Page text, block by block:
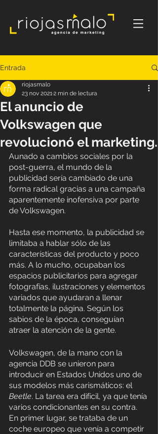
Entrada
El anuncio de
Volkswagen que
revolucionó el marketing.
riojasmalo
23 nov 20212 min de lectura
Aunado a cambios sociales por la
post-guerra, el mundo de la
publicidad sería cambiado de una
forma radical gracias a una campaña
aparentemente inofensiva por parte
de Volkswagen.
Hasta ese momento, la publicidad se
limitaba a hablar sólo de las
características del producto y poco
más. A lo mucho, ocupaban los
espacios publicitarios para agregar
fotografías, ilustraciones y elementos
variados que ayudaran a llenar
totalmente la página. Según los
sabios de la época, conseguían
atraer la atención de la gente.
Volkswagen, de la mano con la
agencia DDB se unieron para
introducir en Estados Unidos uno de
sus modelos más carismáticos: el
Beetle. La tarea era difícil, ya que tenía
varios condicionantes en su contra.
En primer lugar, se trataba de un
coche europeo que venía a competir